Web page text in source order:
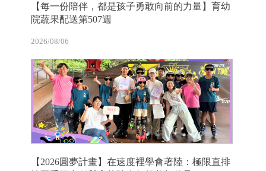
【每一份陪伴，都是孩子勇敢向前的力量】育幼
院蔬果配送第507週
2026/08/06
【2026圓夢計畫】在速度裡學會著陸：極限直排